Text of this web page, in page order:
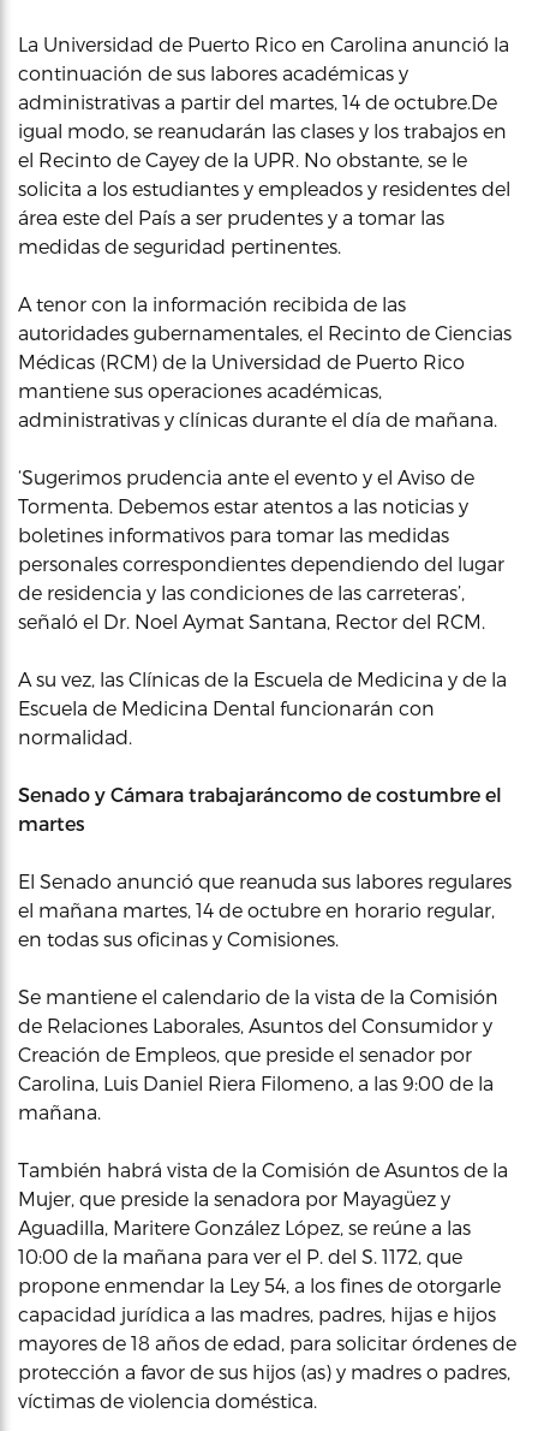
La Universidad de Puerto Rico en Carolina anunció la
continuación de sus labores académicas y
administrativas a partir del martes, 14 de octubre.De
igual modo, se reanudarán las clases y los trabajos en
el Recinto de Cayey de la UPR. No obstante, se le
solicita a los estudiantes y empleados y residentes del
área este del País a ser prudentes y a tomar las
medidas de seguridad pertinentes.
A tenor con la información recibida de las
autoridades gubernamentales, el Recinto de Ciencias
Médicas (RCM) de la Universidad de Puerto Rico
mantiene sus operaciones académicas,
administrativas y clínicas durante el día de mañana.
‘Sugerimos prudencia ante el evento y el Aviso de
Tormenta. Debemos estar atentos a las noticias y
boletines informativos para tomar las medidas
personales correspondientes dependiendo del lugar
de residencia y las condiciones de las carreteras’,
señaló el Dr. Noel Aymat Santana, Rector del RCM.
A su vez, las Clínicas de la Escuela de Medicina y de la
Escuela de Medicina Dental funcionarán con
normalidad.
Senado y Cámara trabajaráncomo de costumbre el
martes
El Senado anunció que reanuda sus labores regulares
el mañana martes, 14 de octubre en horario regular,
en todas sus oficinas y Comisiones.
Se mantiene el calendario de la vista de la Comisión
de Relaciones Laborales, Asuntos del Consumidor y
Creación de Empleos, que preside el senador por
Carolina, Luis Daniel Riera Filomeno, a las 9:00 de la
mañana.
También habrá vista de la Comisión de Asuntos de la
Mujer, que preside la senadora por Mayagüez y
Aguadilla, Maritere González López, se reúne a las
10:00 de la mañana para ver el P. del S. 1172, que
propone enmendar la Ley 54, a los fines de otorgarle
capacidad jurídica a las madres, padres, hijas e hijos
mayores de 18 años de edad, para solicitar órdenes de
protección a favor de sus hijos (as) y madres o padres,
víctimas de violencia doméstica.